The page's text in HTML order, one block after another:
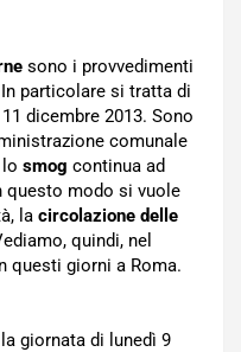
sono i provvedimenti
particolare si tratta di
dicembre 2013. Sono
comunale
smog continua ad
modo si vuole
la circolazione delle
quindi, nel
questi giorni a Roma.
giornata di lunedì 9